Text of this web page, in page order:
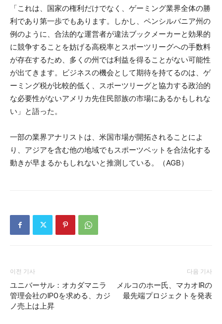
「これは、国家の権利だけでなく、ゲーミング業界全体の勝
利であり第一歩でもあります。しかし、ペンシルバニア州の
例のように、合法的な運営者が違法ブックメーカーと効果的
に競争することを妨げる高税率とスポーツリーグへの手数料
が存在するため、多くの州では利益を得ることがない可能性
が出てきます。ビジネスの機会として期待を持てるのは、ゲ
ーミング税が比較的低く、スポーツリーグと協力する政治的
な必要性がないアメリカ先住民部族の市場にあるかもしれな
い」と語った。
一部の業界アナリストは、米国市場が開拓されることによ
り、アジアを含む他の地域でもスポーツベットを合法化する
動きが早まるかもしれないと推測している。（AGB）
이전 기사
ユニバーサル：オカダマニラ
管理会社のIPOを求める、カジ
ノ売上は上昇
다음 기사
メルコのホー氏、マカオIRの
最先端プロジェクトを発表